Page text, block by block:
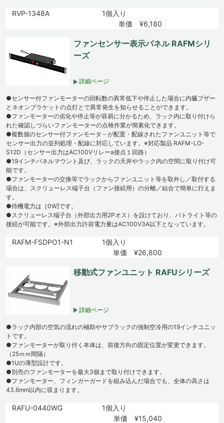
RVP-1348A
1個入り
単価 ¥6,180
ファンセンサー表示パネル RAFMシリ
ーズ
詳細ページ
●センサー付ファンモーターの回転数の異常低下や停止した場合に内臓ブザー
とネオンブラケットの点灯とで異常発生を知らせることができます。
●ファンモーターの劣化や停止等が容易に分かるため、ラック内に取り付けら
れた確認しづらいファンモーターの点検作業が簡素化できます。
●複数個のセンサー付ファンモータ－が配置・配線されたファンユニット等で
センサー出力の並列処理・配線に対応しています。※対応製品 RAFM-LO-
S12D（センサー出力はAC100Vリレーa接点１回路）
●19インチパネルマウント及び、ラックの天井やラック内の空間に取り付け可
能です。
●ファンモーターの交換等でラックからファンユニット等を取外し／取付する
場合は、スクリューレス端子台（ファン接続用）の分離／結合で簡単に行えま
す。
●待機電力は［0W]です。
●スクリューレス端子台（外部出力用2Pオス）を設けており、パトライト等の
接続が可能です。※外部出力許容電力量はAC100V3A以下となっています。
RAFM-FSDPO1-N1
1個入り
単価 ¥26,800
移動式ファンユニット RAFUシリーズ
詳細ページ
●ラック内部の空気の流れの補助やサブラックの強制空冷用の19インチユニッ
トです。
●ファンモーターが取り付く本体は、前後方向の固定位置が変更できます。
（25ｍｍ間隔）
●1Uの薄型設計です。
●別売のファンモーターを最大3個まで取り付けできます。
●ファンモーター、フィンガーガードを組み込んだ場合でも、全体の高さは
43.6mm以内に収まります。
RAFU-0440WG
1個入り
単価 ¥15,040